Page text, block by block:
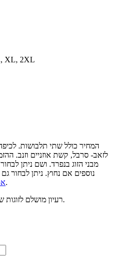
XL, 2XL
המחיר כולל שתי תלבושות.
לזאב- סרבל, קשת אוזניים וזנב.
מבני הזוג בנפרד. ושם ניתן
נוספים אם נחוץ. ניתן לבחור
.
. רעיון מושלם לזוגות שרוצים לוק דרמטי או מצחיק.